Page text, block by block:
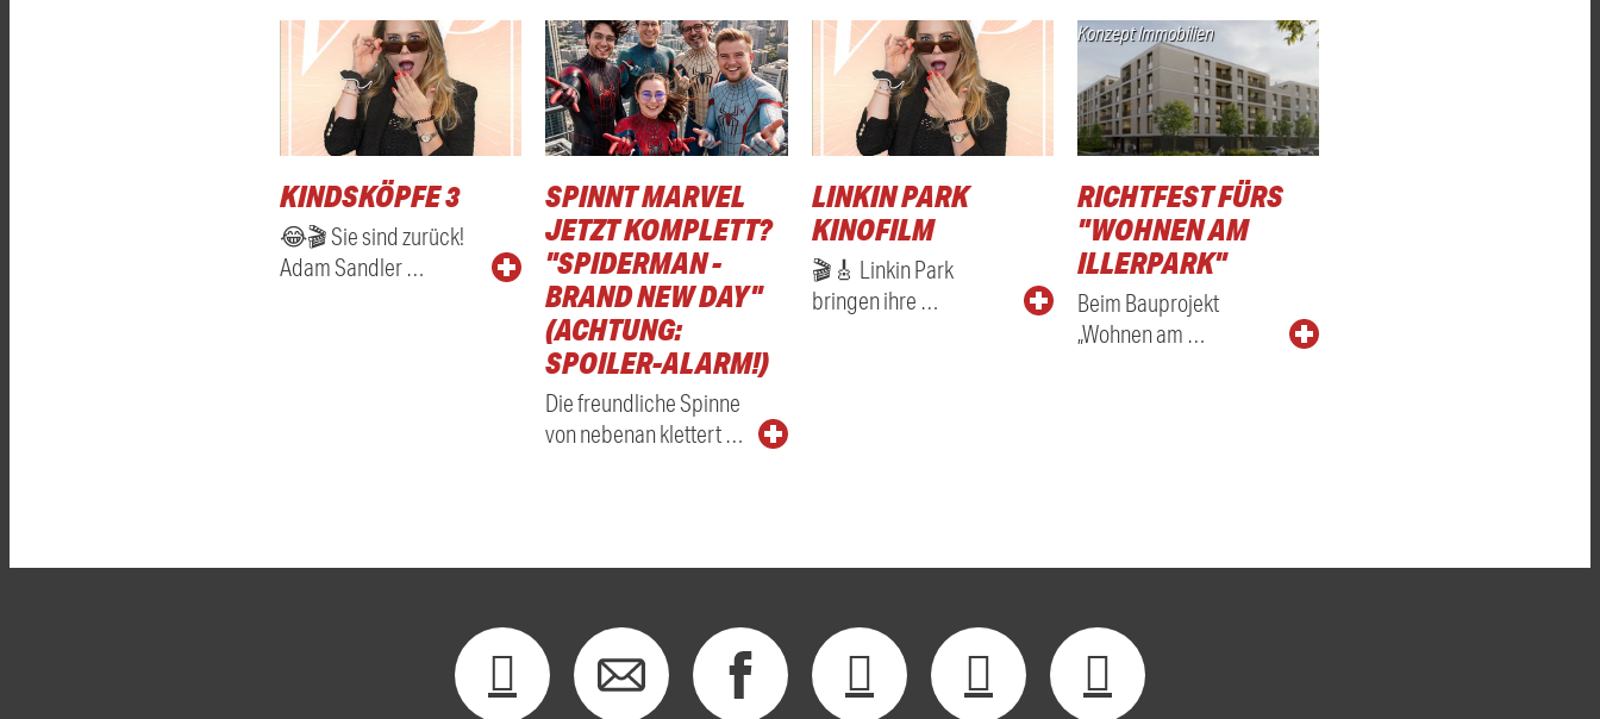
KINDSKÖPFE 3
😂🎬 Sie sind zurück!
Adam Sandler …
SPINNT MARVEL
JETZT KOMPLETT?
"SPIDERMAN -
BRAND NEW DAY"
(ACHTUNG:
SPOILER-ALARM!)
Die freundliche Spinne
von nebenan klettert …
LINKIN PARK
KINOFILM
🎬🎸 Linkin Park
bringen ihre …
Konzept Immobilien
RICHTFEST FÜRS
"WOHNEN AM
ILLERPARK"
Beim Bauprojekt
„Wohnen am …